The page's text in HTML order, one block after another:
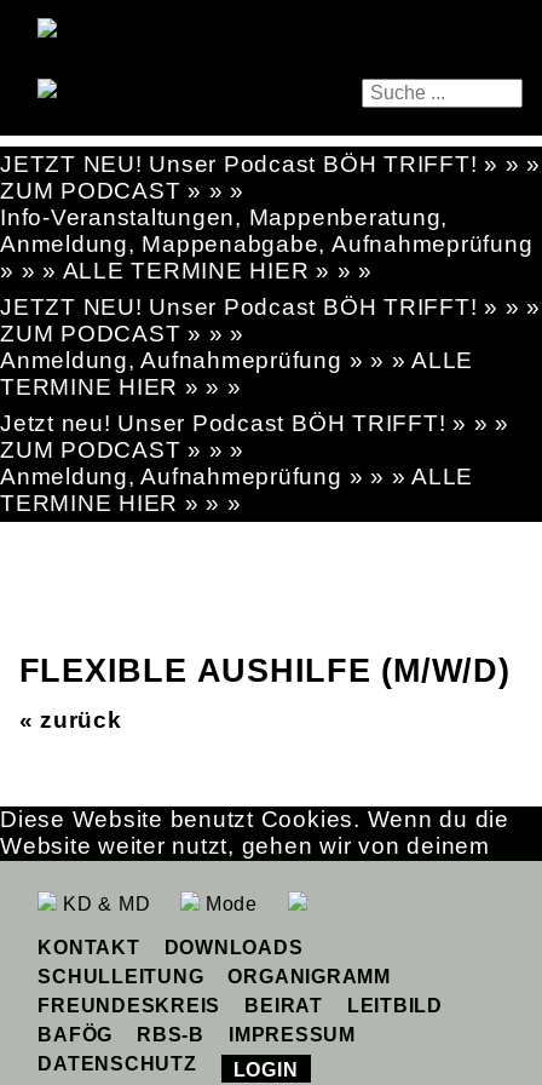
JETZT NEU! Unser Podcast BÖH TRIFFT! » » »
ZUM PODCAST » » »
Info-Veranstaltungen, Mappenberatung,
Anmeldung, Mappenabgabe, Aufnahmeprüfung
» » » ALLE TERMINE HIER » » »
JETZT NEU! Unser Podcast BÖH TRIFFT! » » »
ZUM PODCAST » » »
Anmeldung, Aufnahmeprüfung » » » ALLE
TERMINE HIER » » »
Jetzt neu! Unser Podcast BÖH TRIFFT! » » »
ZUM PODCAST » » »
Anmeldung, Aufnahmeprüfung » » » ALLE
TERMINE HIER » » »
FLEXIBLE AUSHILFE (M/W/D)
« zurück
KD & MD Mode
KONTAKT
DOWNLOADS
SCHULLEITUNG
ORGANIGRAMM
FREUNDESKREIS
BEIRAT
LEITBILD
BAFÖG
RBS-B
IMPRESSUM
DATENSCHUTZ
LOGIN
Diese Website benutzt Cookies. Wenn du die
Website weiter nutzt, gehen wir von deinem